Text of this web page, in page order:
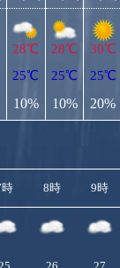
28℃
25℃
10%
28℃
25℃
10%
30℃
25℃
20%
8時 9時